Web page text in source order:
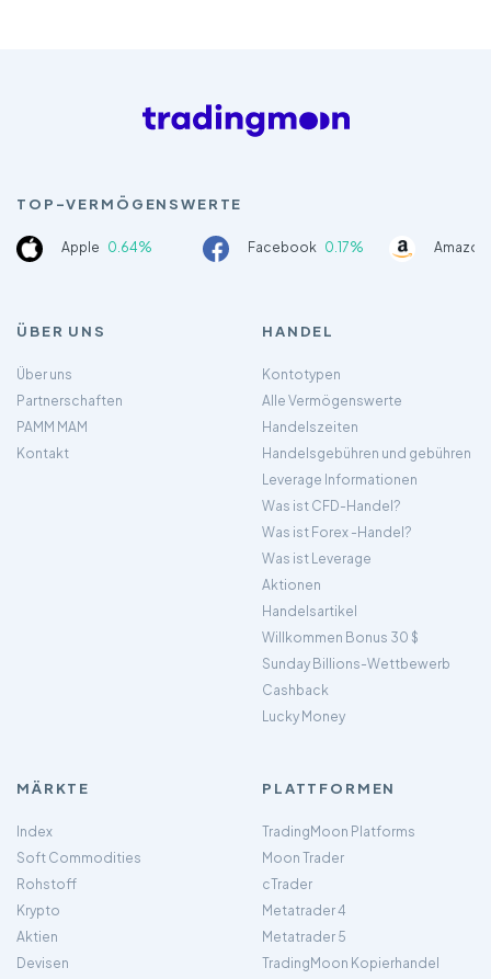
TOP-VERMÖGENSWERTE
Apple 0.64% Facebook 0.17%
ÜBER UNS
Über uns
Partnerschaften
PAMM MAM
Kontakt
HANDEL
Kontotypen
Alle Vermögenswerte
Handelszeiten
Handelsgebühren und gebühren
Leverage Informationen
Was ist CFD-Handel?
Was ist Forex -Handel?
Was ist Leverage
Aktionen
Handelsartikel
Willkommen Bonus 30 $
Sunday Billions-Wettbewerb
Cashback
Lucky Money
MÄRKTE
Index
Soft Commodities
Rohstoff
Krypto
Aktien
Devisen
PLATTFORMEN
TradingMoon Platforms
Moon Trader
cTrader
Metatrader 4
Metatrader 5
TradingMoon Kopierhandel